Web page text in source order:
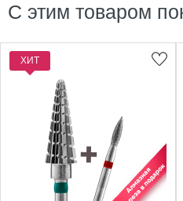
С этим товаром
ХИТ